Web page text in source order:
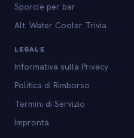
Sporcle per bar
Alt. Water Cooler Trivia
LEGALE
Informativa sulla Privacy
Politica di Rimborso
Termini di Servizio
Impronta